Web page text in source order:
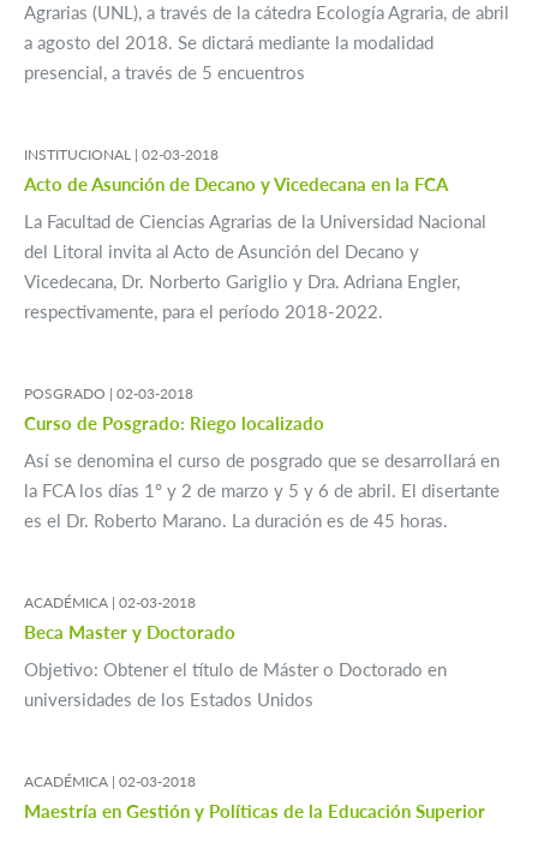
Agrarias (UNL), a través de la cátedra Ecología Agraria, de abril
a agosto del 2018. Se dictará mediante la modalidad
presencial, a través de 5 encuentros
INSTITUCIONAL | 02-03-2018
Acto de Asunción de Decano y Vicedecana en la FCA
La Facultad de Ciencias Agrarias de la Universidad Nacional
del Litoral invita al Acto de Asunción del Decano y
Vicedecana, Dr. Norberto Gariglio y Dra. Adriana Engler,
respectivamente, para el período 2018-2022.
POSGRADO | 02-03-2018
Curso de Posgrado: Riego localizado
Así se denomina el curso de posgrado que se desarrollará en
la FCA los días 1º y 2 de marzo y 5 y 6 de abril. El disertante
es el Dr. Roberto Marano. La duración es de 45 horas.
ACADÉMICA | 02-03-2018
Beca Master y Doctorado
Objetivo: Obtener el título de Máster o Doctorado en
universidades de los Estados Unidos
ACADÉMICA | 02-03-2018
Maestría en Gestión y Políticas de la Educación Superior